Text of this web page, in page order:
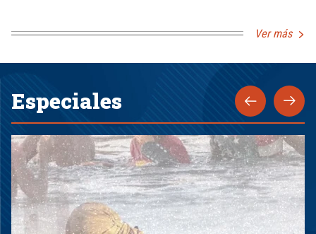
Ver más
Especiales